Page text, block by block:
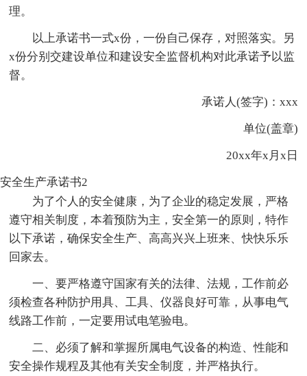
理。
以上承诺书一式x份，一份自己保存，对照落实。另
x份分别交建设单位和建设安全监督机构对此承诺予以监
督。
承诺人(签字)：xxx
单位(盖章)
20xx年x月x日
安全生产承诺书2
为了个人的安全健康，为了企业的稳定发展，严格
遵守相关制度，本着预防为主，安全第一的原则，特作
以下承诺，确保安全生产、高高兴兴上班来、快快乐乐
回家去。
一、要严格遵守国家有关的法律、法规，工作前必
须检查各种防护用具、工具、仪器良好可靠，从事电气
线路工作前，一定要用试电笔验电。
二、必须了解和掌握所属电气设备的构造、性能和
安全操作规程及其他有关安全制度，并严格执行。